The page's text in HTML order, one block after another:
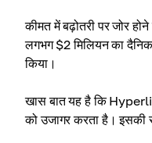
कीमत में बढ़ोतरी पर जोर
लगभग $2 मिलियन का
किया।
खास बात यह है कि
को उजागर करता है। इसकी